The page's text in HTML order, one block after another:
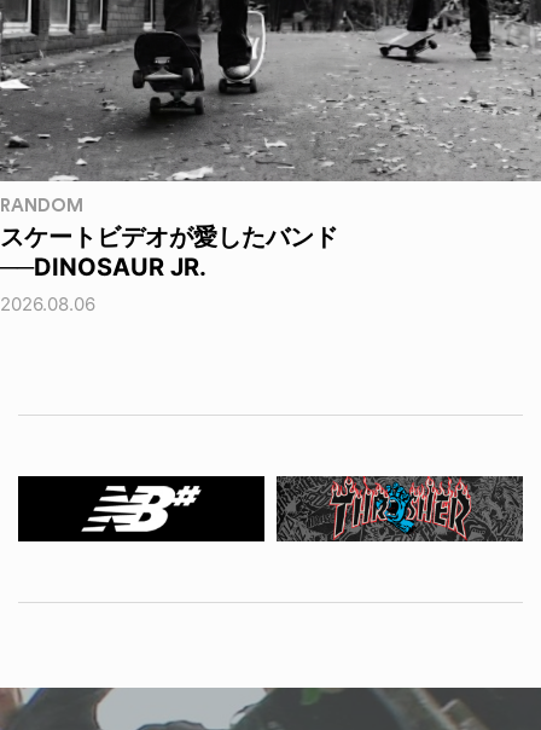
RANDOM
スケートビデオが愛したバンド
──DINOSAUR JR.
2026.08.06